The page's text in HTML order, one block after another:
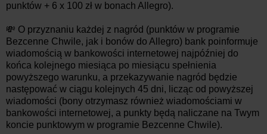
punktów + 6 x 100 zł w bonach Allegro).
💸 O przyznaniu każdej z nagród (punktów w programie
Bezcenne Chwile, jak i bonów do Allegro) bank poinformuje
wiadomością w bankowości internetowej najpóźniej do
końca kolejnego miesiąca po miesiącu spełnienia
powyższego warunku, a przekazywanie nagród będzie
następować w ciągu kolejnych 45 dni, licząc od powyższej
wiadomości (bony otrzymasz również wiadomościami w
bankowości internetowej, a punkty będą naliczane na Twym
koncie punktowym w programie Bezcenne Chwile).